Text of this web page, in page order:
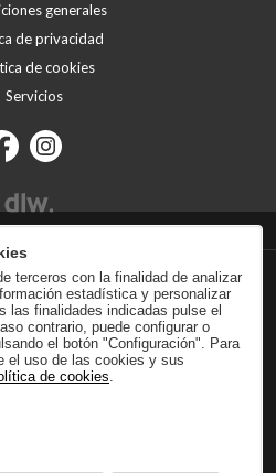
generales
de privacidad
de cookies
Servicios
terceros con la finalidad de analizar
estadística y personalizar
las finalidades indicadas pulse el
contrario, puede configurar o
el botón "Configuración". Para
el uso de las cookies y sus
de cookies.